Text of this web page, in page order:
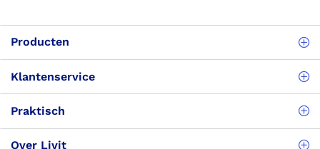
Producten
Klantenservice
Praktisch
Over Livit